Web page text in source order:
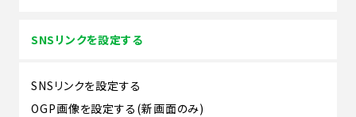
SNSリンクを設定する
SNSリンクを設定する
OGP画像を設定する(新画面のみ)